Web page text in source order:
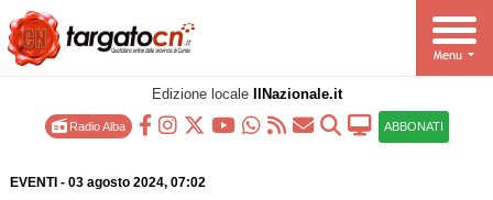
Edizione locale IlNazionale.it
Radio Alba ABBONATI
EVENTI - 03 agosto 2024, 07:02